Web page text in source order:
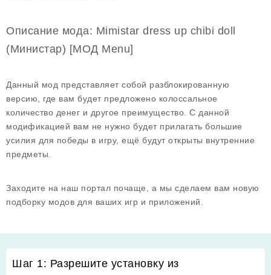
Описание мода: Mimistar dress up chibi doll
(Министар) [МОД Menu]
Данный мод представляет собой разблокированную
версию, где вам будет предложено колоссальное
количество денег и другое преимущество. С данной
модификацией вам не нужно будет прилагать большие
усилия для победы в игру, ещё будут открыты внутренние
предметы.
Заходите на наш портал почаще, а мы сделаем вам новую
подборку модов для ваших игр и приложений.
Шаг 1: Разрешите установку из